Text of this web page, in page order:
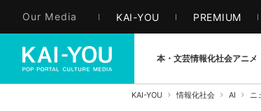
Our Media KAI-YOU PREMIUM
本・文芸情報化社会アニメ
KAI-YOU 情報化社会 AI ニ